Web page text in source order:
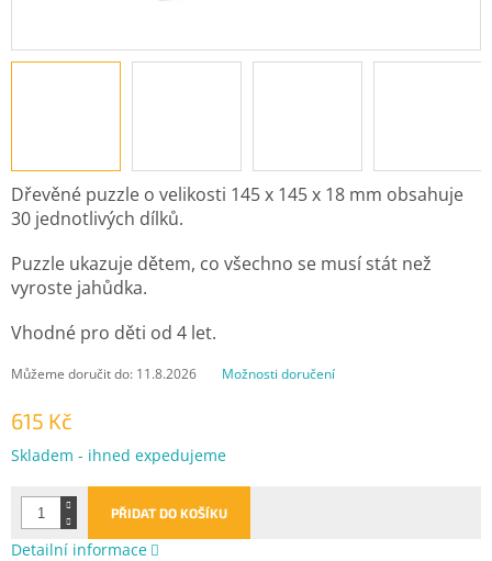
615 Kč
Měrná
Skladem - ihned expedujeme
Můžeme doručit do: 11.8.2026 Možnosti doručení
PŘIDAT DO KOŠÍKU
Dřevěné puzzle o velikosti 145 x 145 x 18 mm obsahuje
30 jednotlivých dílků.
Puzzle ukazuje dětem, co všechno se musí stát než
vyroste jahůdka.
Vhodné pro děti od 4 let.
Detailní informace